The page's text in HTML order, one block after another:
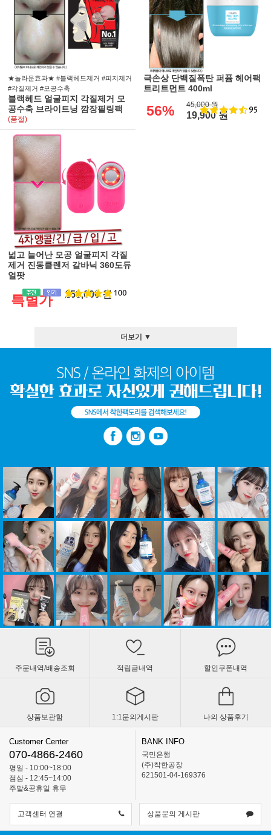
★놀라운효과★ #블랙헤드제거 #피지제거
#각질제거 #모공수축
블랙헤드 얼굴피지 각질제거 모
공수축 브라이트닝 깜장필링팩
(품절)
극손상 단백질폭탄 퍼퓸 헤어팩
트리트먼트 400ml
56% 45,000 원
19,900 원
넓고 늘어난 모공 얼굴피지 각질
제거 진동클렌저 갈바닉 360도듀
얼팟
특별가 158,000 원
더보기 ▼
주문내역/배송조회 적립금내역 할인쿠폰내역
상품보관함 1:1문의게시판 나의 상품후기
Customer Center
070-4866-2460
평일 - 10:00~18:00
점심 - 12:45~14:00
주말&공휴일 휴무
BANK INFO
국민은행
(주)착한공장
621501-04-169376
고객센터 연결 상품문의 게시판